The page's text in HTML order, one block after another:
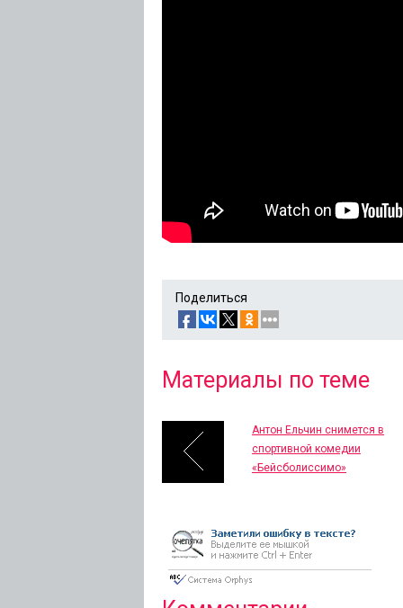
Поделиться
Материалы по теме
Антон Ельчин снимется в
спортивной комедии
«Бейсболиссимо»